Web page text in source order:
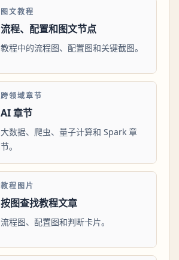
图文教程
流程、配置和图文节点
教程中的流程图、配置图和关键截图。
跨领域章节
AI 章节
大数据、爬虫、量子计算和 Spark 章
节。
教程图片
按图查找教程文章
流程图、配置图和判断卡片。